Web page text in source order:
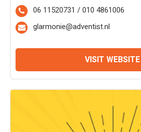
06 11520731 / 010 4861006
glarmonie@adventist.nl
VISIT WEBSITE